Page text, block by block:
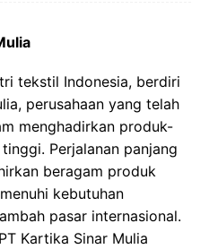
tekstil Indonesia, berdiri
perusahaan yang telah
menghadirkan produk-
Perjalanan panjang
beragam produk
kebutuhan
pasar internasional.
Kartika Sinar Mulia